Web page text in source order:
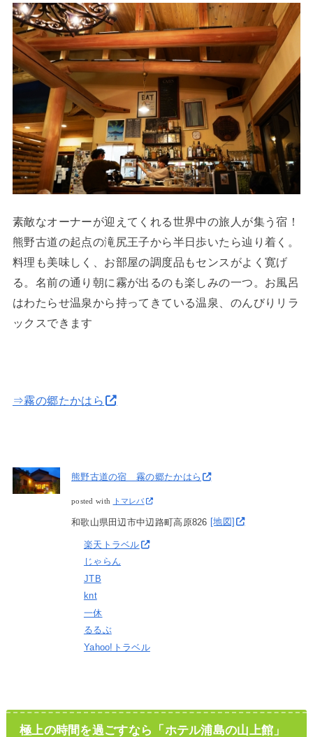
素敵なオーナーが迎えてくれる世界中の旅人が集う宿！
熊野古道の起点の滝尻王子から半日歩いたら辿り着く。
料理も美味しく、お部屋の調度品もセンスがよく寛げ
る。名前の通り朝に霧が出るのも楽しみの一つ。お風呂
はわたらせ温泉から持ってきている温泉、のんびりリラ
ックスできます
⇒霧の郷たかはら
熊野古道の宿 霧の郷たかはら
posted with トマレバ
和歌山県田辺市中辺路町高原826 [地図]
楽天トラベル
じゃらん
JTB
knt
一休
るるぶ
Yahoo!トラベル
極上の時間を過ごすなら「ホテル浦島の山上館」